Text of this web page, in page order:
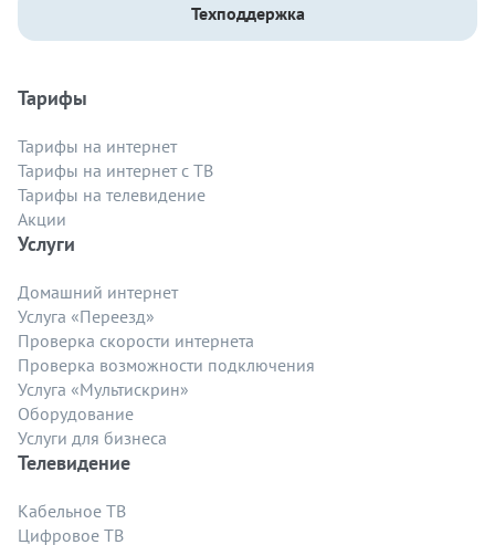
Техподдержка
Тарифы
Тарифы на интернет
Тарифы на интернет с ТВ
Тарифы на телевидение
Акции
Услуги
Домашний интернет
Услуга «Переезд»
Проверка скорости интернета
Проверка возможности подключения
Услуга «Мультискрин»
Оборудование
Услуги для бизнеса
Телевидение
Кабельное ТВ
Цифровое ТВ